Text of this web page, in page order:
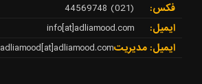
فکس:
(021) 44569748
ایمیل:
info[at]adliamood.com
ایمیل: مدیریتadliamood[at]adliamood.com